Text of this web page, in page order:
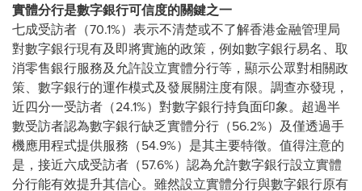
實體分行是數字銀行可信度的關鍵之一
七成受訪者（70.1%）表示不清楚或不了解香港金融管理局
對數字銀行現有及即將實施的政策，例如數字銀行易名、取
消零售銀行服務及允許設立實體分行等，顯示公眾對相關政
策、數字銀行的運作模式及發展關注度有限。調查亦發現，
近四分一受訪者（24.1%）對數字銀行持負面印象。超過半
數受訪者認為數字銀行缺乏實體分行（56.2%）及僅透過手
機應用程式提供服務（54.9%）是其主要特徵。值得注意的
是，接近六成受訪者（57.6%）認為允許數字銀行設立實體
分行能有效提升其信心。雖然設立實體分行與數字銀行原有